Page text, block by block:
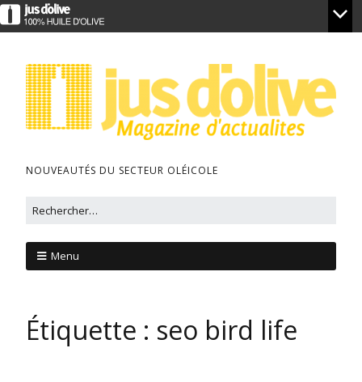
NOUVEAUTÉS DU SECTEUR OLÉICOLE
Menu
Étiquette : seo bird life